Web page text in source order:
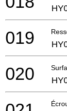
019
020